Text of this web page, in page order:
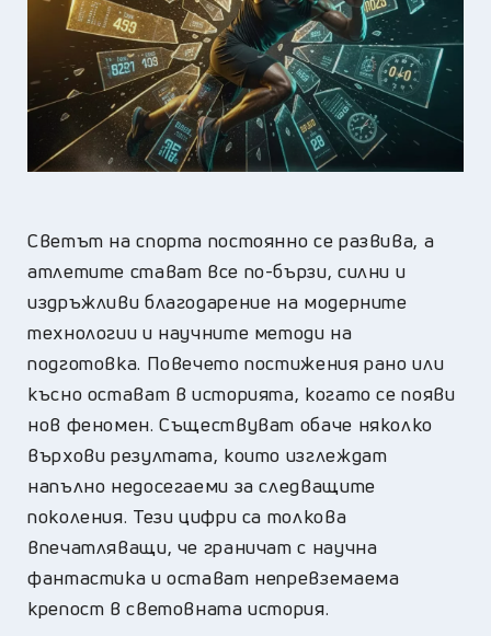
Светът на спорта постоянно се развива, а
атлетите стават все по-бързи, силни и
издръжливи благодарение на модерните
технологии и научните методи на
подготовка. Повечето постижения рано или
късно остават в историята, когато се появи
нов феномен. Съществуват обаче няколко
върхови резултата, които изглеждат
напълно недосегаеми за следващите
поколения. Тези цифри са толкова
впечатляващи, че граничат с научна
фантастика и остават непревземаема
крепост в световната история.